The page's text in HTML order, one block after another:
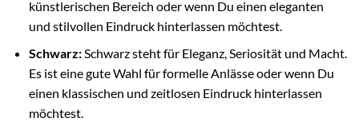
künstlerischen Bereich oder wenn Du einen eleganten
und stilvollen Eindruck hinterlassen möchtest.
Schwarz:Schwarz steht für Eleganz, Seriosität und Macht.
Es ist eine gute Wahl für formelle Anlässe oder wenn Du
einen klassischen und zeitlosen Eindruck hinterlassen
möchtest.